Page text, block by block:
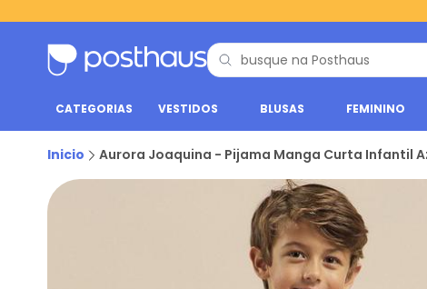
CATEGORIAS VESTIDOS BLUSAS FEMININO
Inicio Aurora Joaquina - Pijama Manga Curta Infantil